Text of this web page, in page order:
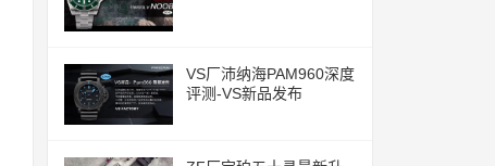
VS厂沛纳海PAM960深度
评测-VS新品发布